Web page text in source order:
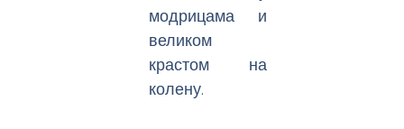
модрицама и
великом
крастом на
колену.